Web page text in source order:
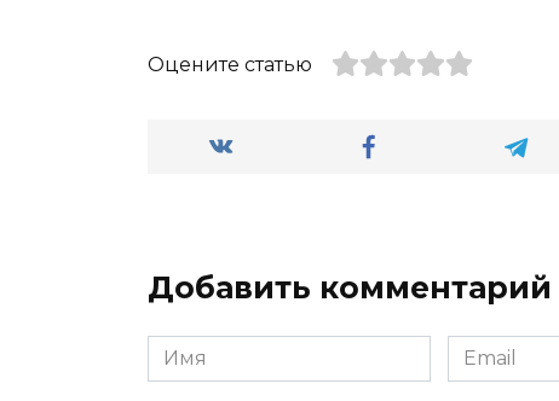
Оцените статью
Добавить комментарий
Имя
*
Email
*